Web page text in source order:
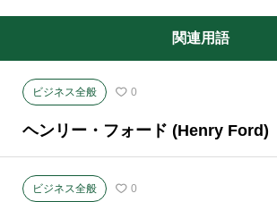
関連用語
ビジネス全般 0
ヘンリー・フォード (Henry Ford)
ビジネス全般 0